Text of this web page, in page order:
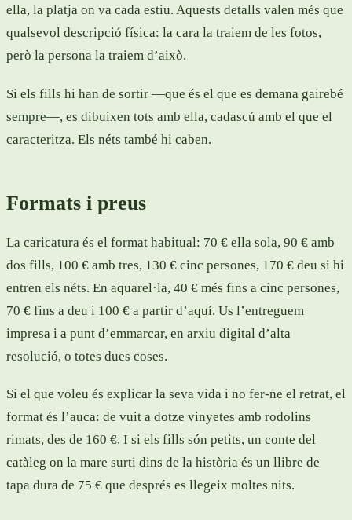
ella, la platja on va cada estiu. Aquests detalls valen més que
qualsevol descripció física: la cara la traiem de les fotos,
però la persona la traiem d’això.
Si els fills hi han de sortir —que és el que es demana gairebé
sempre—, es dibuixen tots amb ella, cadascú amb el que el
caracteritza. Els néts també hi caben.
Formats i preus
La caricatura és el format habitual: 70 € ella sola, 90 € amb
dos fills, 100 € amb tres, 130 € cinc persones, 170 € deu si hi
entren els néts. En aquarel·la, 40 € més fins a cinc persones,
70 € fins a deu i 100 € a partir d’aquí. Us l’entreguem
impresa i a punt d’emmarcar, en arxiu digital d’alta
resolució, o totes dues coses.
Si el que voleu és explicar la seva vida i no fer-ne el retrat, el
format és l’auca: de vuit a dotze vinyetes amb rodolins
rimats, des de 160 €. I si els fills són petits, un conte del
catàleg on la mare surti dins de la història és un llibre de
tapa dura de 75 € que després es llegeix moltes nits.